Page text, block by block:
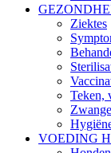
Ziektes
Teken,
VOEDING